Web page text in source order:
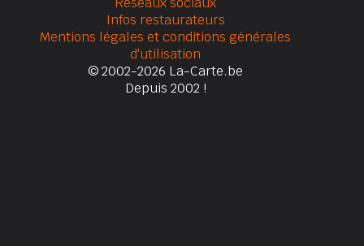
Infos restaurateurs
Mentions légales et conditions générales
d'utilisation
© 2002-2026 La-Carte.be
Depuis 2002 !